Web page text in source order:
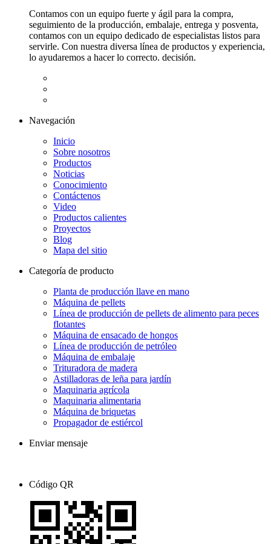
Contamos con un equipo fuerte y ágil para la compra,
seguimiento de la producción, embalaje, entrega y posventa,
contamos con un equipo dedicado de especialistas listos para
servirle. Con nuestra diversa línea de productos y experiencia,
lo ayudaremos a hacer lo correcto. decisión.
Navegación
Inicio
Sobre nosotros
Productos
Noticias
Conocimiento
Contáctenos
Video
Productos calientes
Proyectos
Blog
Mapa del sitio
Categoría de producto
Planta de producción llave en mano
Máquina de pellets
Línea de producción de pellets de alimento para peces
flotantes
Máquina de ensacado de hongos
Línea de producción de petróleo
Máquina de embalaje
Trituradora de madera
Astilladoras de leña para jardín
Maquinaria agrícola
Maquinaria alimentaria
Máquina de briquetas
Propagador de estiércol
Enviar mensaje
Código QR